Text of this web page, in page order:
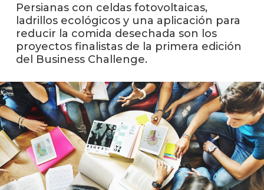
en
los
Blog
Persianas con celdas fotovoltaicas,
ladrillos ecológicos y una aplicación para
reducir la comida desechada son los
proyectos finalistas de la primera edición
del Business Challenge.